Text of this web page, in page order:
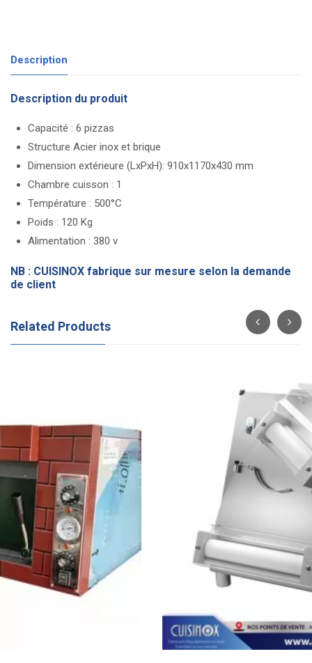
Description
Description du produit
Capacité : 6 pizzas
Structure Acier inox et brique
Dimension extérieure (LxPxH): 910x1170x430 mm
Chambre cuisson : 1
Température : 500°C
Poids : 120 Kg
Alimentation : 380 v
NB : CUISINOX fabrique sur mesure selon la demande
de client
Related Products